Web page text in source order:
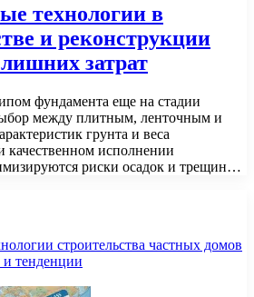
технологии в
и реконструкции
затрат
фундамента еще на стадии
между плитным, ленточным и
грунта и веса
качественном исполнении
риски осадок и трещин…
строительства частных домов
тенденции